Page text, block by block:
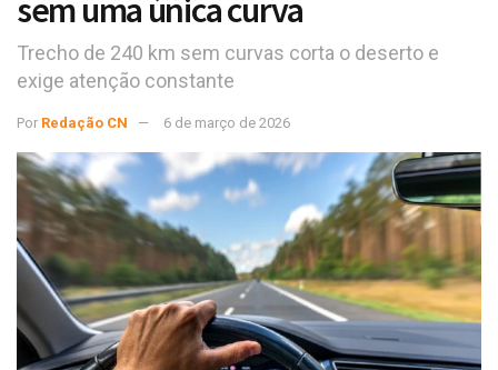
sem uma única curva
Trecho de 240 km sem curvas corta o deserto e
exige atenção constante
Por Redação CN 6 de março de 2026